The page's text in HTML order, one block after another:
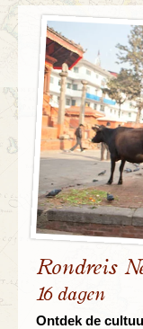
Rondreis
16 dagen
Ontdek de